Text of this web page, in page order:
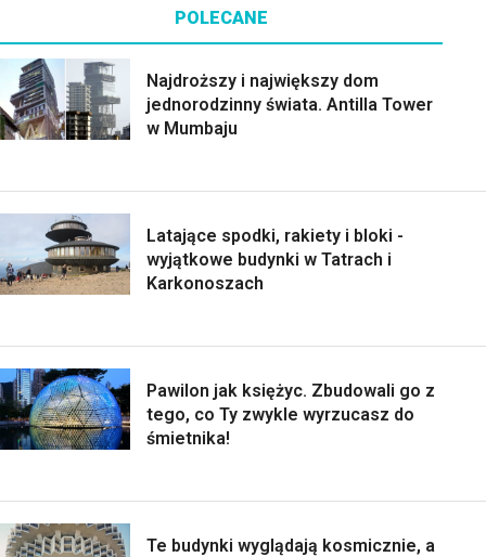
POLECANE
Najdroższy i największy dom
jednorodzinny świata. Antilla Tower
w Mumbaju
Latające spodki, rakiety i bloki -
wyjątkowe budynki w Tatrach i
Karkonoszach
Pawilon jak księżyc. Zbudowali go z
tego, co Ty zwykle wyrzucasz do
śmietnika!
Te budynki wyglądają kosmicznie, a